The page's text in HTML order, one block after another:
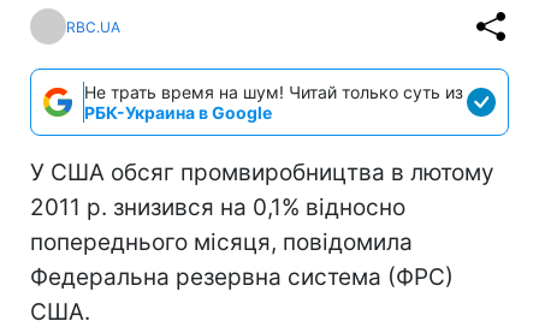
RBC.UA
Не трать время на шум! Читай только суть из
РБК-Украина в Google
У США обсяг промвиробництва в лютому
2011 р. знизився на 0,1% відносно
попереднього місяця, повідомила
Федеральна резервна система (ФРС)
США.